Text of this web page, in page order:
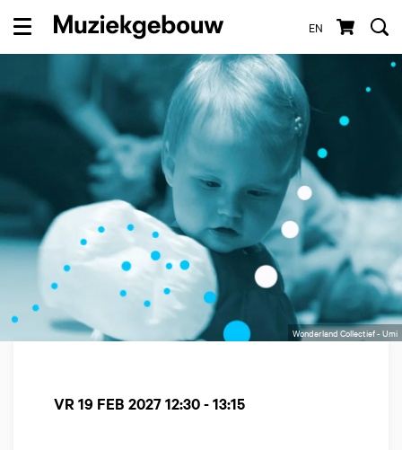
EN
Menu
Wonderland Collectief - Umi
VR 19 FEB 202712:30 - 13:15